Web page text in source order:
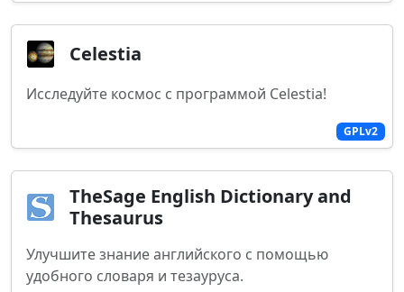
GPLv2
Celestia
Исследуйте космос с программой Celestia!
TheSage English Dictionary and
Thesaurus
Улучшите знание английского с помощью
удобного словаря и тезауруса.